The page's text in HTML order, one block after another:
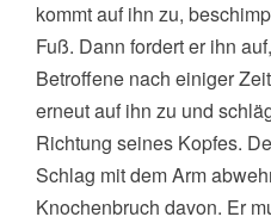
kommt auf ihn zu,
Fuß. Dann fordert er ihn
Betroffene nach einiger
erneut auf ihn zu und
Richtung seines Kopfes.
Schlag mit dem Arm
Knochenbruch davon. Er